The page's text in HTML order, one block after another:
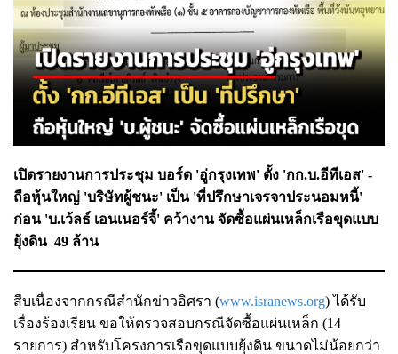
เปิดรายงานการประชุม บอร์ด 'อู่กรุงเทพ' ตั้ง 'กก.บ.อีทีเอส' -
ถือหุ้นใหญ่ 'บริษัทผู้ชนะ' เป็น 'ที่ปรึกษาเจรจาประนอมหนี้'
ก่อน 'บ.เว้ลธ์ เอนเนอร์จี้' คว้างาน จัดซื้อแผ่นเหล็กเรือขุดแบบ
ยุ้งดิน 49 ล้าน
สืบเนื่องจากกรณีสำนักข่าวอิศรา (www.isranews.org) ได้รับ
เรื่องร้องเรียน ขอให้ตรวจสอบกรณีจัดซื้อแผ่นเหล็ก (14
รายการ) สำหรับโครงการเรือขุดแบบยุ้งดิน ขนาดไม่น้อยกว่า